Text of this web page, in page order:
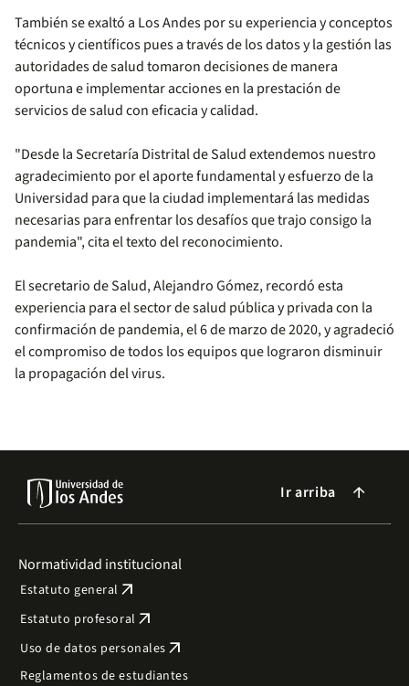
También se exaltó a Los Andes por su experiencia y conceptos
técnicos y científicos pues a través de los datos y la gestión las
autoridades de salud tomaron decisiones de manera
oportuna e implementar acciones en la prestación de
servicios de salud con eficacia y calidad.
"Desde la Secretaría Distrital de Salud extendemos nuestro
agradecimiento por el aporte fundamental y esfuerzo de la
Universidad para que la ciudad implementará las medidas
necesarias para enfrentar los desafíos que trajo consigo la
pandemia", cita el texto del reconocimiento.
El secretario de Salud, Alejandro Gómez, recordó esta
experiencia para el sector de salud pública y privada con la
confirmación de pandemia, el 6 de marzo de 2020, y agradeció
el compromiso de todos los equipos que lograron disminuir
la propagación del virus.
Ir arriba arrow_forward
Normatividad institucional
Estatuto general arrow_outward
Estatuto profesoral arrow_outward
Uso de datos personales arrow_outward
Reglamentos de estudiantes